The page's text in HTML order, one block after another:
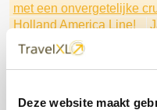
Deze website maakt
met een onvergetelijke
Holland America Line!
Beleef Disney Music
Expeditie Antarctica met
avontuur
Individueel of als